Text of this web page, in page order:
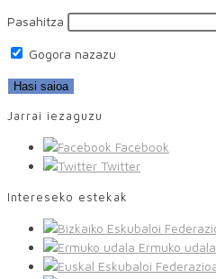
Pasahitza
Gogora nazazu
Jarrai iezaguzu
Facebook
Twitter
Intereseko estekak
Ermuko udala